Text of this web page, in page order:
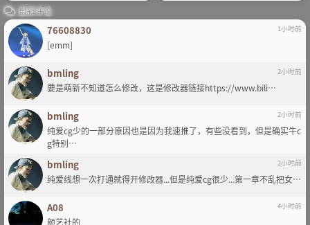
最新评论
76608830 1小时前
[emm]
bmling 2小时前
要是萌新不知道怎么修改，这是修改器链接https://www.bili…
bmling 2小时前
纯爱cg少的一部分原因也是因为我速推了，有些没看到，但是确实牛c
g特别…
bmling 2小时前
纯爱线想一次打通就得开修改器...但是纯爱cg很少...第一章不乱把女…
A08 4小时前
颜艺社的